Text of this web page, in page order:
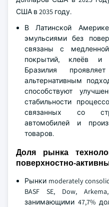
США в 2035 году.
В Латинской
эмульсиями без
связаны с
покрытий, клеёв и
Бразилия
альтернативным
способствуют
стабильности
связанных со
автомобилей и
товаров.
Доля рынка
поверхностно-
Рынки moderately
BASF SE, Dow,
занимающими 47,7%